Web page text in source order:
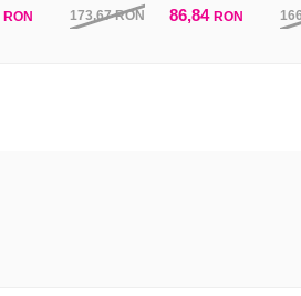
RON 173,67RON 86,84 RON